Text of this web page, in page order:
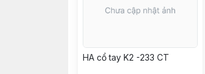
HA cổ tay K2 -233 CT